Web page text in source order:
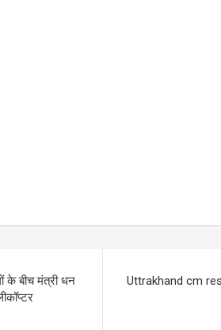
बीच मंत्री धन
Uttrakhand cm